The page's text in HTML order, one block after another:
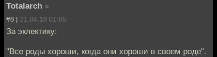
Totalarch »
#8 | 21.04.18 01:05
За эклектику:
"Все роды хороши, когда они хороши в своем роде".